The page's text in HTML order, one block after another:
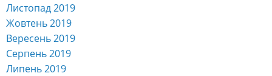
Листопад 2019
Жовтень 2019
Вересень 2019
Серпень 2019
Липень 2019